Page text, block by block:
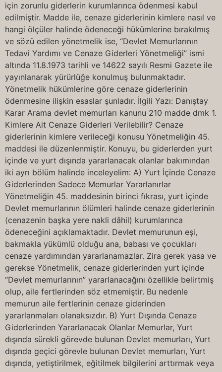
için zorunlu giderlerin kurumlarınca ödenmesi kabul
edilmiştir. Madde ile, cenaze giderlerinin kimlere nasıl ve
hangi ölçüler halinde ödeneceği hükümlerine bırakılmış
ve sözü edilen yönetmelik ise, “Devlet Memurlarının
Tedavi Yardımı ve Cenaze Giderleri Yönetmeliği” ismi
altında 11.8.1973 tarihli ve 14622 sayılı Resmi Gazete ile
yayınlanarak yürürlüğe konulmuş bulunmaktadır.
Yönetmelik hükümlerine göre cenaze giderlerinin
ödenmesine ilişkin esaslar şunladır. İlgili Yazı: Danıştay
Karar Arama devlet memurları kanunu 210 madde dmk 1.
Kimlere Ait Cenaze Giderleri Verilebilir? Cenaze
giderlerinin kimlere verileceği konusu Yönetmeliğin 45.
maddesi ile düzenlenmiştir. Konuyu, bu giderlerden yurt
içinde ve yurt dışında yararlanacak olanlar bakımından
iki ayrı bölüm halinde inceleyelim: A) Yurt İçinde Cenaze
Giderlerinden Sadece Memurlar Yararlanırlar
Yönetmeliğin 45. maddesinin birinci fıkrası, yurt içinde
Devlet memurlarının ölümleri halinde cenaze giderlerinin
(cenazenin başka yere nakli dâhil) kurumlarınca
ödeneceğini açıklamaktadır. Devlet memurunun eşi,
bakmakla yükümlü olduğu ana, babası ve çocukları
cenaze yardımından yararlanamazlar. Zira gerek yasa ve
gerekse Yönetmelik, cenaze giderlerinden yurt içinde
“Devlet memurlarının” yararlanacağını özellikle belirtmiş
olup, aile fertlerinden söz etmemiştir. Bu nedenle
memurun aile fertlerinin cenaze giderinden
yararlanmaları olanaksızdır. B) Yurt Dışında Cenaze
Giderlerinden Yararlanacak Olanlar Memurlar, Yurt
dışında sürekli görevde bulunan Devlet memurları, Yurt
dışında geçici görevle bulunan Devlet memurları, Yurt
dışında, yetiştirilmek, eğitilmek bilgilerini arttırmak veya